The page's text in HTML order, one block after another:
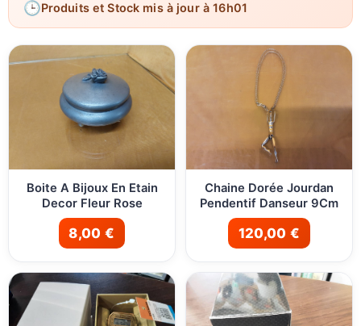
Produits et Stock mis à jour à 16h01
Boite A Bijoux En Etain
Decor Fleur Rose
8,00 €
Chaine Dorée Jourdan
Pendentif Danseur 9Cm
120,00 €